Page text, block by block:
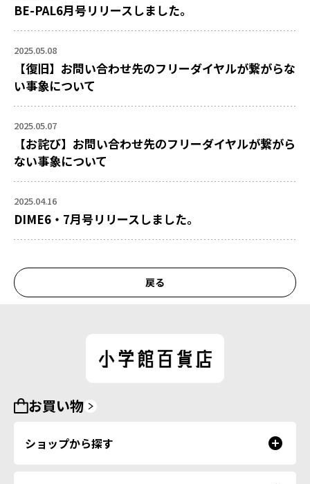
BE-PAL6月号リリースしました。
2025.05.08
【復旧】お問い合わせ先のフリーダイヤルが繋がらな
い事象について
2025.05.07
【お詫び】お問い合わせ先のフリーダイヤルが繋がら
ない事象について
2025.04.16
DIME6・7月号リリースしました。
お買い物
ショップから探す